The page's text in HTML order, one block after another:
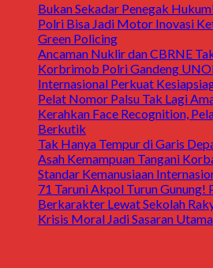
Bukan Sekadar Penegak
Polri Bisa Jadi Motor Inovasi
Green Policing
Ancaman Nuklir dan CBRNE
Korbrimob Polri Gandeng
Internasional Perkuat
Pelat Nomor Palsu Tak Lagi
Kerahkan Face Recognition,
Berkutik
Tak Hanya Tempur di Garis
Asah Kemampuan Tangani
Standar Kemanusiaan
71 Taruni Akpol Turun Gunung!
Berkarakter Lewat Sekolah
Krisis Moral Jadi Sasaran Utama